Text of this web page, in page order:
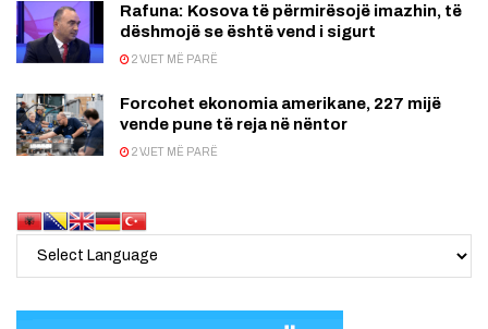
Rafuna: Kosova të përmirësojë imazhin, të
dëshmojë se është vend i sigurt
2 VJET MË PARË
Forcohet ekonomia amerikane, 227 mijë
vende pune të reja në nëntor
2 VJET MË PARË